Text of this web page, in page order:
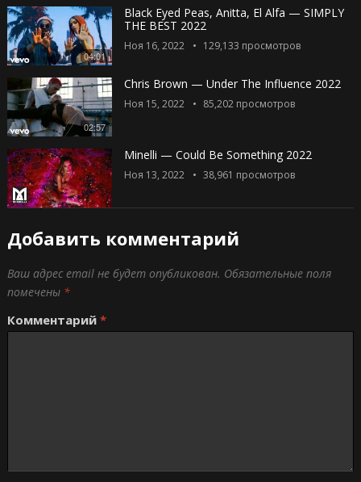
04:01
Black Eyed Peas, Anitta, El Alfa — SIMPLY
THE BEST 2022
Ноя 16, 2022 129,133 просмотров
02:57
Chris Brown — Under The Influence 2022
Ноя 15, 2022 85,202просмотров
Minelli — Could Be Something 2022
Ноя 13, 2022 38,961 просмотров
Добавить комментарий
Ваш адрес email не будет опубликован. Обязательные поля
помечены *
Комментарий *